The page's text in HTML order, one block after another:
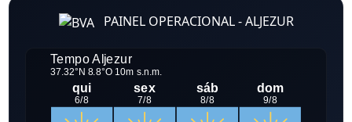
PAINEL OPERACIONAL - ALJEZUR